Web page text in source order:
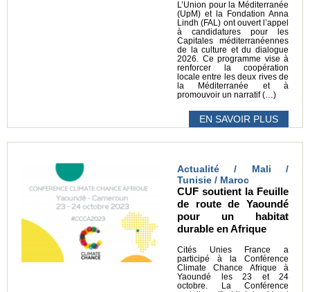
L’Union pour la Méditerranée
(UpM) et la Fondation Anna
Lindh (FAL) ont ouvert l’appel
à candidatures pour les
Capitales méditerranéennes
de la culture et du dialogue
2026. Ce programme vise à
renforcer la coopération
locale entre les deux rives de
la Méditerranée et à
promouvoir un narratif (…)
EN SAVOIR PLUS
Actualité / Mali /
Tunisie / Maroc
CUF soutient la Feuille
de route de Yaoundé
pour un habitat
durable en Afrique
Cités Unies France a
participé à la Conférence
Climate Chance Afrique à
Yaoundé les 23 et 24
octobre. La Conférence